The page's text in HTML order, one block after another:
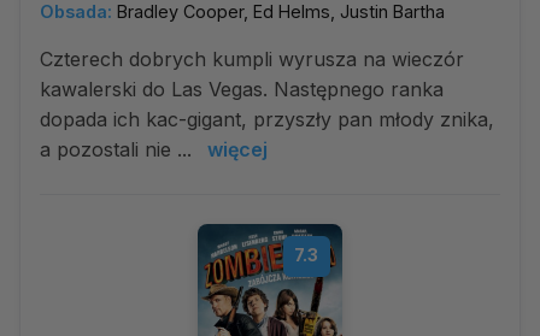
Obsada: Bradley Cooper, Ed Helms, Justin Bartha
Czterech dobrych kumpli wyrusza na wieczór
kawalerski do Las Vegas. Następnego ranka
dopada ich kac-gigant, przyszły pan młody znika,
a pozostali nie ...
więcej
7.3